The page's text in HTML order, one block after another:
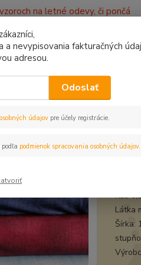
na letné odevy, či pončá
jeans digi zvyšok 0,22m
jeans
Kus
Látka
Šírka:
nevypisovania fakturačných
adresou.
Odoslať
údajov pre účely registrácie.
podmienok spracovania osobných údajov.